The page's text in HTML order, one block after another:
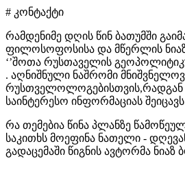
# კონტაქტი
რამდენიმე დღის წინ ბათუმში
ფილოსოფოსისა და მწერლის ნიაზ
‘’შოთა რუსთაველის
. აღნიშნული ნაშრომი
რუსთველოლოგებისთვის,რადგან
საინტერესო ინფორმაციას
რა თემებია წინა პლანზე
საკითხს მოეფინა ნათელი -
გადაცემაში წიგნის ავტორმა ნიაზ